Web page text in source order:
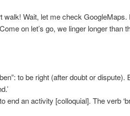
walk! Wait, let me check
on let’s go, we linger longer than
to be right (after doubt or dispute).
end an activity [colloquial]. The verb